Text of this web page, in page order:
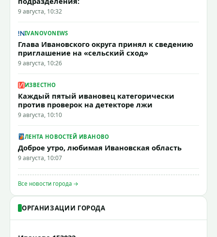
9 августа, 10:32
IVANOVONEWS
Глава Ивановского округа принял к сведению
приглашение на «сельский сход»
9 августа, 10:26
ИЗВЕСТНО
Каждый пятый ивановец категорически
против проверок на детекторе лжи
9 августа, 10:10
ЛЕНТА НОВОСТЕЙ ИВАНОВО
Доброе утро, любимая Ивановская область
9 августа, 10:07
Все новости города →
ОРГАНИЗАЦИИ ГОРОДА